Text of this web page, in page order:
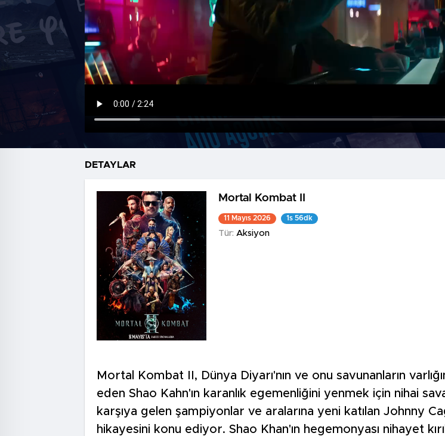
DETAYLAR
Mortal Kombat II
11 Mayıs 2026 1s 56dk
Tür: Aksiyon
Mortal Kombat II, Dünya Diyarı'nın ve onu savunanların
eden Shao Kahn'ın karanlık egemenliğini yenmek için nihai
karşıya gelen şampiyonlar ve aralarına yeni katılan Johnny
hikayesini konu ediyor. Shao Khan'ın hegemonyası nihayet